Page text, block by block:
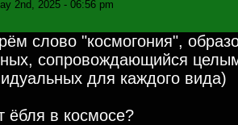
2nd, 2025 - 06:56 pm
слово "космогония",
сопровождающийся
для каждого вида)
ёбля в космосе?